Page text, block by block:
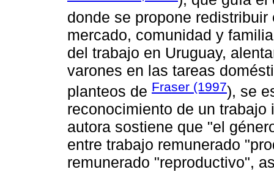
donde se propone
mercado, comunidad y
del trabajo en Uruguay,
varones en las tareas
planteos de Fraser (1997), se
reconocimiento de un
autora sostiene que "el
entre trabajo remunerado
remunerado "reproductivo",